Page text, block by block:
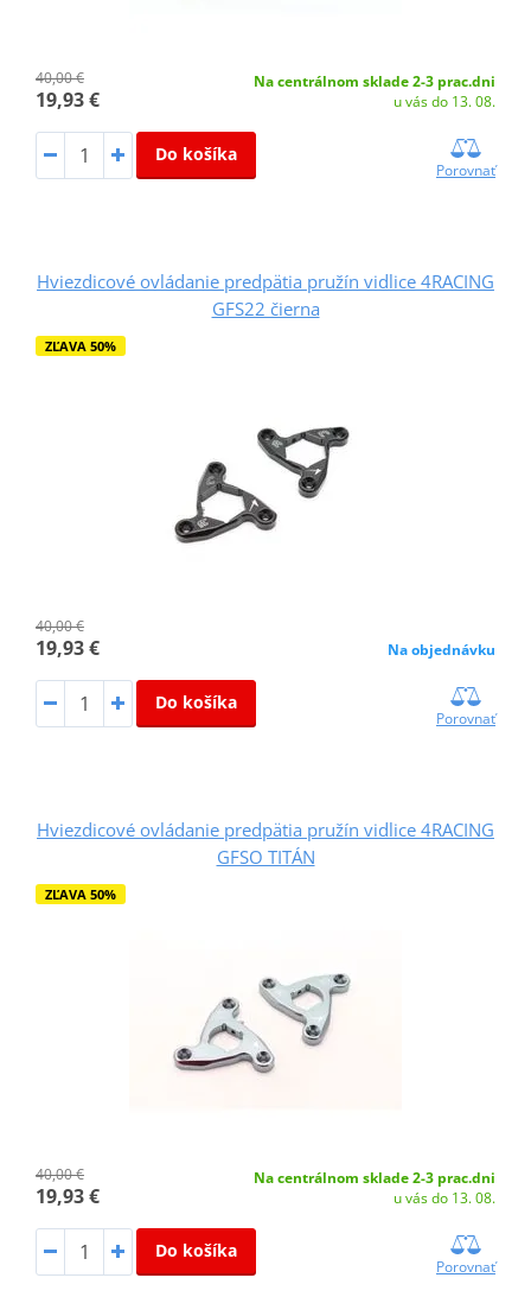
40,00 €
19,93 €
Na centrálnom sklade 2-3 prac.dni
u vás do 13. 08.
Do košíka
Porovnať
Hviezdicové ovládanie predpätia pružín vidlice 4RACING
GFS22 čierna
ZĽAVA 50%
40,00 €
19,93 € Na objednávku
Do košíka
Porovnať
Hviezdicové ovládanie predpätia pružín vidlice 4RACING
GFSO TITÁN
ZĽAVA 50%
40,00 €
19,93 €
Na centrálnom sklade 2-3 prac.dni
u vás do 13. 08.
Do košíka
Porovnať